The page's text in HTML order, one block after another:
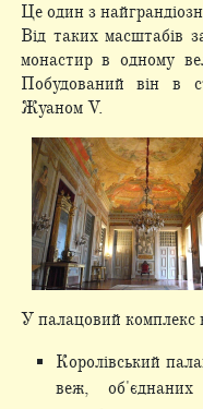
Це один з
Від таких масштабів
монастир в одному
Побудований він в
Жуаном V.
У палацовий комплекс
Королівський
веж,